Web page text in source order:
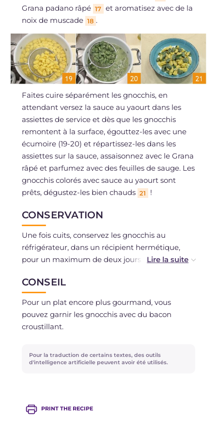
Grana padano râpé 17 et aromatisez avec de la
noix de muscade 18 .
Faites cuire séparément les gnocchis, en
attendant versez la sauce au yaourt dans les
assiettes de service et dès que les gnocchis
remontent à la surface, égouttez-les avec une
écumoire (19-20) et répartissez-les dans les
assiettes sur la sauce, assaisonnez avec le Grana
râpé et parfumez avec des feuilles de sauge. Les
gnocchis colorés avec sauce au yaourt sont
prêts, dégustez-les bien chauds 21 !
CONSERVATION
Une fois cuits, conservez les gnocchis au
réfrigérateur, dans un récipient hermétique,
pour un maximum de deux jours. Vous pouvez
plaçant au congélateur avant de les cuire :
disposez-les sur un plateau puis, une fois
congelés, transférez-les dans des sachets
alimentaires appropriés. De cette façon, vous
éviterez que les gnocchis ne « collent » entre
CONSEIL
Pour un plat encore plus gourmand, vous
pouvez garnir les gnocchis avec du bacon
croustillant.
Pour la traduction de certains textes, des outils
d'intelligence artificielle peuvent avoir été utilisés.
PRINT THE RECIPE